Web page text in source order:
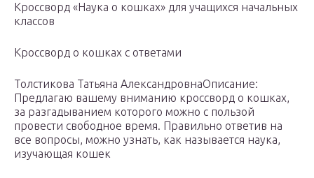
Кроссворд «Наука о кошках» для учащихся начальных
классов
Кроссворд о кошках с ответами
Толстикова Татьяна АлександровнаОписание:
Предлагаю вашему вниманию кроссворд о кошках,
за разгадыванием которого можно с пользой
провести свободное время. Правильно ответив на
все вопросы, можно узнать, как называется наука,
изучающая кошек